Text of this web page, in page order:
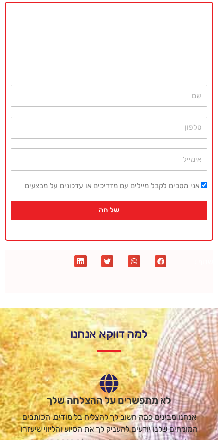
אני מסכים לקבל מיילים עם מדריכים או עדכונים על מבצעים
שליחה
למה דווקא אנחנו
לא מתפשרים על ההצלחה שלך
אנחנו מבינים כמה חשוב לך להצליח בלימודים. הכותבים
המומחים שלנו יודעים להעניק לך את הסיוע והליווי שיעזרו